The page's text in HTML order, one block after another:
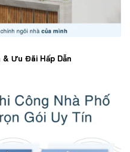
Ưu Đãi Hấp Dẫn